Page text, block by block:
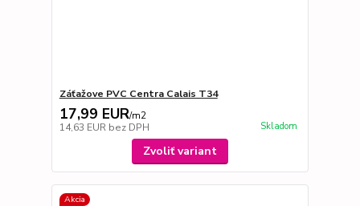
Záťažove PVC Centra Calais T34
17,99 EUR/m2
14,63 EUR bez DPH Skladom
Zvoliť variant
Akcia